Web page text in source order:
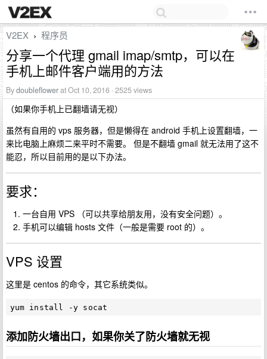
V2EX › 程序员
分享一个代理 gmail imap/smtp，可以在
手机上邮件客户端用的方法
Bydoubleflowerat Oct 10, 2016 · 2525 views
（如果你手机上已翻墙请无视）
虽然有自用的 vps 服务器，但是懒得在 android 手机上设置翻墙，一
来比电脑上麻烦二来平时不需要。 但是不翻墙 gmail 就无法用了这不
能忍，所以目前用的是以下办法。
要求：
一台自用 VPS （可以共享给朋友用，没有安全问题）。
手机可以编辑 hosts 文件（一般是需要 root 的）。
VPS 设置
这里是 centos 的命令，其它系统类似。
添加防火墙出口，如果你关了防火墙就无视